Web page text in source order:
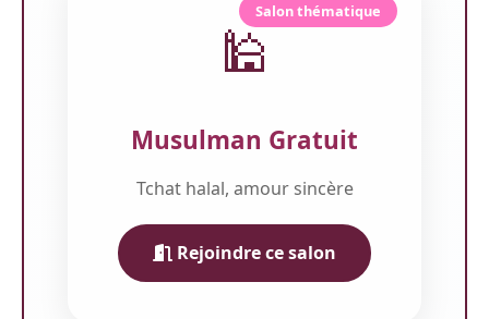
Salon thématique
🕌
Musulman Gratuit
Tchat halal, amour sincère
Rejoindre ce salon